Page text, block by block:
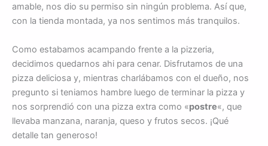
amable, nos dio su permiso sin ningún problema. Así que,
con la tienda montada, ya nos sentimos más tranquilos.
Como estabamos acampando frente a la pizzeria,
decidimos quedarnos ahi para cenar. Disfrutamos de una
pizza deliciosa y, mientras charlábamos con el dueño, nos
pregunto si teniamos hambre luego de terminar la pizza y
nos sorprendió con una pizza extra como «postre«, que
llevaba manzana, naranja, queso y frutos secos. ¡Qué
detalle tan generoso!